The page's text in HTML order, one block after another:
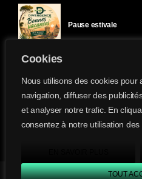
Cookies
Nous utilisons des cookies
navigation, diffuser des
et analyser notre trafic. En
consentez à notre utilisation des
TOUT
Divergence FM
Pause estivale
Ici l’Ombre – mardi